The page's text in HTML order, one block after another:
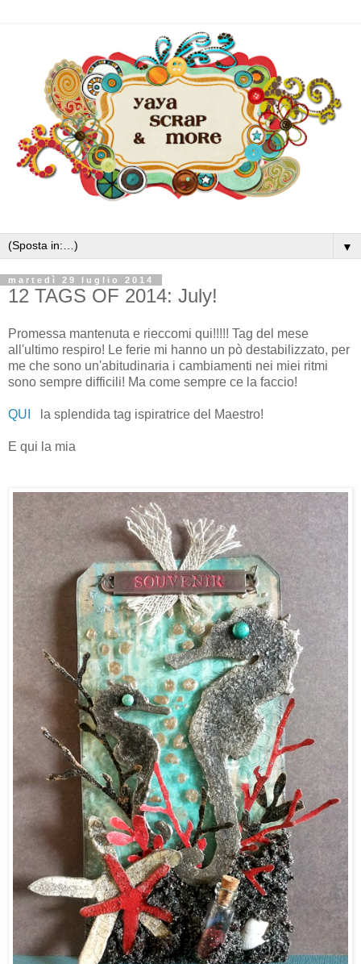
▼
martedì 29 luglio 2014
12 TAGS OF 2014: July!
Promessa mantenuta e rieccomi qui!!!!! Tag del mese
all'ultimo respiro! Le ferie mi hanno un pò destabilizzato, per
me che sono un'abitudinaria i cambiamenti nei miei ritmi
sono sempre difficili! Ma come sempre ce la faccio!
QUI la splendida tag ispiratrice del Maestro!
E qui la mia